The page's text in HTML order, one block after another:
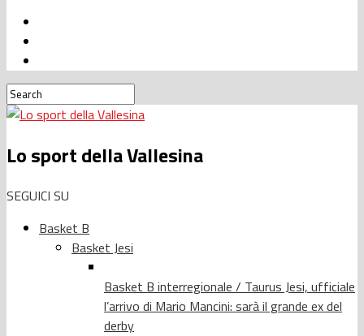
Lo sport della Vallesina
SEGUICI SU
Basket B
Basket Jesi
Basket B interregionale / Taurus Jesi, ufficiale
l’arrivo di Mario Mancini: sarà il grande ex del
derby